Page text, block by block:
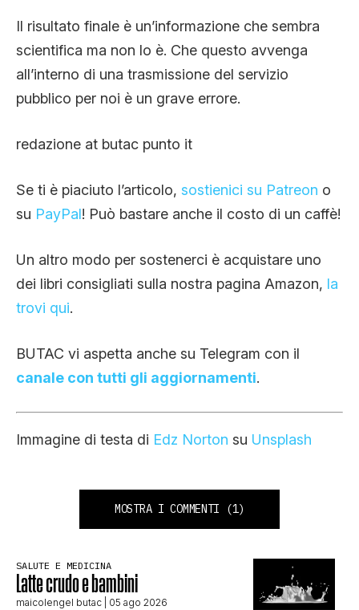
Il risultato finale è un’informazione che sembra
scientifica ma non lo è. Che questo avvenga
all’interno di una trasmissione del servizio
pubblico per noi è un grave errore.
redazione at butac punto it
Se ti è piaciuto l’articolo, sostienici su Patreon o
su PayPal! Può bastare anche il costo di un caffè!
Un altro modo per sostenerci è acquistare uno
dei libri consigliati sulla nostra pagina Amazon, la
trovi qui.
BUTAC vi aspetta anche su Telegram con il
canale con tutti gli aggiornamenti.
Immagine di testa di Edz Norton su Unsplash
MOSTRA I COMMENTI (1)
SALUTE E MEDICINA
Latte crudo e bambini
maicolengel butac | 05 ago 2026